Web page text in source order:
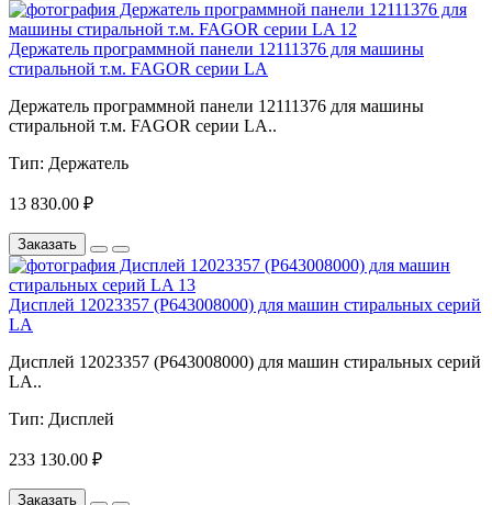
Держатель программной панели 12111376 для машины
стиральной т.м. FAGOR серии LA
Держатель программной панели 12111376 для машины
стиральной т.м. FAGOR серии LA..
Тип: Держатель
13 830.00 ₽
Заказать
Дисплей 12023357 (P643008000) для машин стиральных серий
LA
Дисплей 12023357 (P643008000) для машин стиральных серий
LA..
Тип: Дисплей
233 130.00 ₽
Заказать